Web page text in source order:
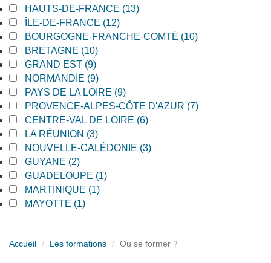
Apply HAUTS-DE-FRANCE filter
HAUTS-DE-FRANCE (13)
Apply HAUTS-DE-FRANCE filter
Apply ÎLE-DE-FRANCE filter
ÎLE-DE-FRANCE (12)
Apply ÎLE-DE-FRANCE filter
Apply BOURGOGNE-FRANCHE-COMTÉ filter
BOURGOGNE-FRANCHE-COMTÉ (10)
Apply BOURGOGNE-FRANCHE-COMTÉ filter
Apply BRETAGNE filter
BRETAGNE (10)
Apply BRETAGNE filter
Apply GRAND EST filter
GRAND EST (9)
Apply GRAND EST filter
Apply NORMANDIE filter
NORMANDIE (9)
Apply NORMANDIE filter
Apply PAYS DE LA LOIRE filter
PAYS DE LA LOIRE (9)
Apply PAYS DE LA LOIRE filter
Apply PROVENCE-ALPES-CÔTE D'AZUR filter
PROVENCE-ALPES-CÔTE D'AZUR (7)
Apply PROVENCE-ALPES-CÔTE D'AZUR filter
Apply CENTRE-VAL DE LOIRE filter
CENTRE-VAL DE LOIRE (6)
Apply CENTRE-VAL DE LOIRE filter
Apply LA RÉUNION filter
LA RÉUNION (3)
Apply LA RÉUNION filter
Apply NOUVELLE-CALÉDONIE filter
NOUVELLE-CALÉDONIE (3)
Apply NOUVELLE-CALÉDONIE filter
Apply GUYANE filter
GUYANE (2)
Apply GUYANE filter
Apply GUADELOUPE filter
GUADELOUPE (1)
Apply GUADELOUPE filter
Apply MARTINIQUE filter
MARTINIQUE (1)
Apply MARTINIQUE filter
Apply MAYOTTE filter
MAYOTTE (1)
Apply MAYOTTE filter
Accueil Les formations Où se former ?